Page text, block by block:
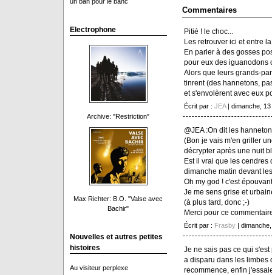
Electrophone
Archive: "Restriction"
Max Richter: B.O. "Valse avec
Bachir"
Nouvelles et autres petites
histoires
Au visiteur perplexe
Commentaires
Pitié ! le choc...
Les retrouver ici et entre
En parler à des gosses
pour eux des iguanodons
Alors que leurs grands-
tinrent (des hannetons,
et s'envolèrent avec eux
Écrit par : JEA| dimanche, 13
@JEA :On dit les
(Bon je vais m'en griller
décrypter après une nuit
Est il vrai que les cendres
dimanche matin devant
Oh my god ! c'est
Je me sens grise et
(à plus tard, donc ;-)
Merci pour ce
Écrit par : Frasby| dimanche,
Je ne sais pas ce qui
a disparu dans les limbes
recommence, enfin